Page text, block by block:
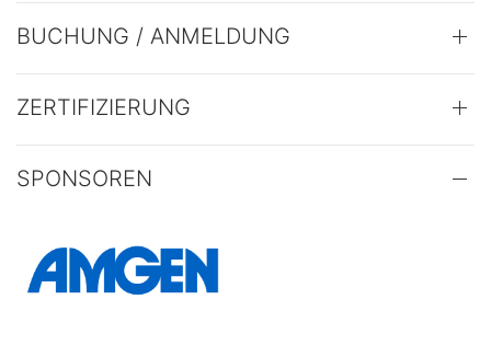
BUCHUNG / ANMELDUNG
ZERTIFIZIERUNG
SPONSOREN